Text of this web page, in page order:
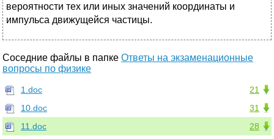
вероятности тех или иных значений координаты и
импульса движущейся частицы.
Соседние файлы в папке Ответы на экзаменационные
вопросы по физике
21
1.doc
31
10.doc
28
11.doc